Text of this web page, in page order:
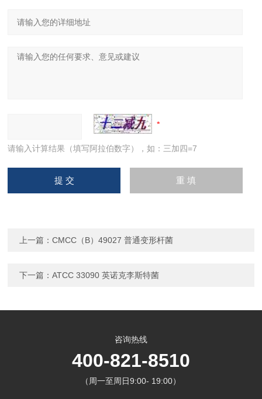
请输入计算结果（填写阿拉伯数字），如：三加四=7
上一篇：CMCC（B）49027 普通变形杆菌
下一篇：ATCC 33090 英诺克李斯特菌
咨询热线
400-821-8510
（周一至周日9:00- 19:00）